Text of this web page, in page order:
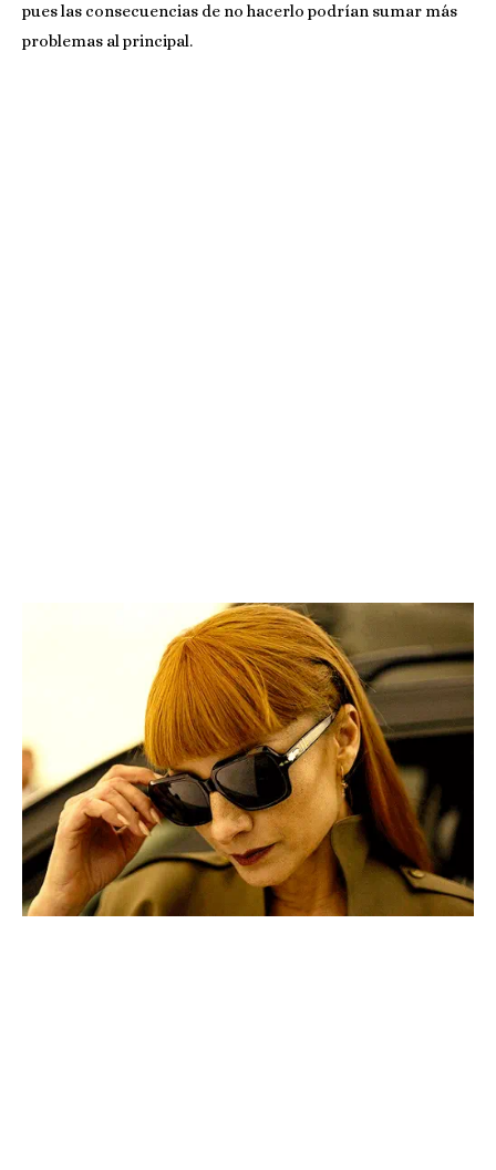
pues las consecuencias de no hacerlo podrían sumar más
problemas al principal.